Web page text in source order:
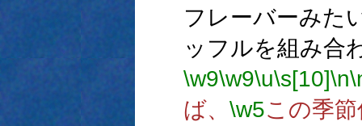
フレーバーみた
ッフルを組み合
\w9\w9\u\s[10]\n
ば、 \w5この季